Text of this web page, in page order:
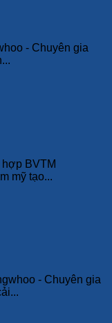
- Chuyên gia
BVTM
mỹ tạo...
- Chuyên gia